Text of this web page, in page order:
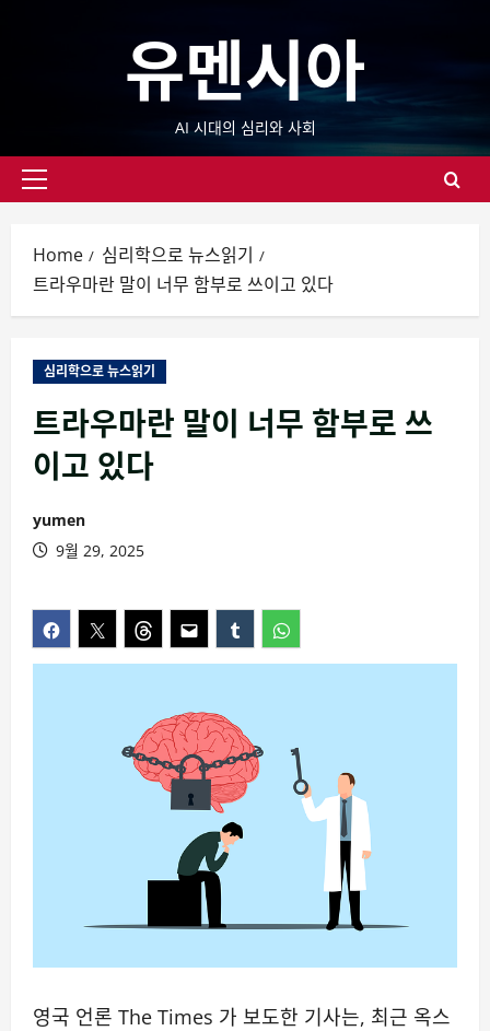
유멘시아
AI 시대의 심리와 사회
Primary
Home
심리학으로 뉴스읽기
트라우마란 말이 너무 함부로 쓰이고 있다
심리학으로 뉴스읽기
트라우마란 말이 너무 함부로 쓰
이고 있다
yumen
9월 29, 2025
영국 언론 The Times 가 보도한 기사는, 최근 옥스